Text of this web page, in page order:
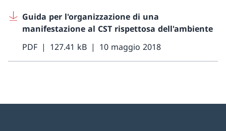
Guida per l'organizzazione di una
manifestazione al CST rispettosa dell'ambiente
PDF
127.41 kB 10 maggio 2018